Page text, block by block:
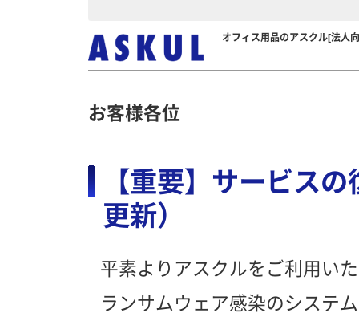
オフィス用品のアスクル[法人
お客様各位
【重要】サービス
更新）
平素よりアスクルをご利用い
ランサムウェア感染のシステ